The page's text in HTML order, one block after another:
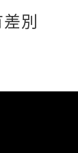
別